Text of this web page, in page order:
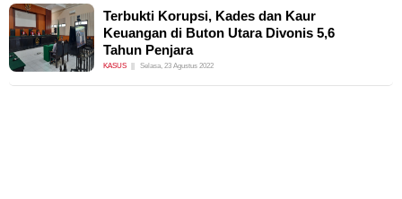
Terbukti Korupsi, Kades dan Kaur
Keuangan di Buton Utara Divonis 5,6
Tahun Penjara
KASUS Selasa, 23 Agustus 2022